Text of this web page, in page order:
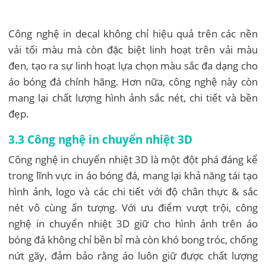
Công nghệ in decal không chỉ hiệu quả trên các nền
vải tối màu mà còn đặc biệt linh hoạt trên vải màu
đen, tạo ra sự linh hoạt lựa chọn màu sắc đa dạng cho
áo bóng đá chính hãng. Hơn nữa, công nghệ này còn
mang lại chất lượng hình ảnh sắc nét, chi tiết và bền
đẹp.
3.3 Công nghệ in chuyển nhiệt 3D
Công nghệ in chuyển nhiệt 3D là một đột phá đáng kể
trong lĩnh vực in áo bóng đá, mang lại khả năng tái tạo
hình ảnh, logo và các chi tiết với độ chân thực & sắc
nét vô cùng ấn tượng. Với ưu điểm vượt trội, công
nghệ in chuyển nhiệt 3D giữ cho hình ảnh trên áo
bóng đá không chỉ bền bỉ mà còn khó bong tróc, chống
nứt gãy, đảm bảo rằng áo luôn giữ được chất lượng